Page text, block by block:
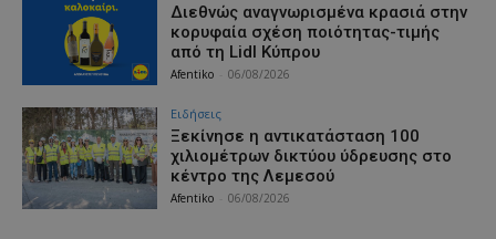
Διεθνώς αναγνωρισμένα κρασιά στην
κορυφαία σχέση ποιότητας-τιμής
από τη Lidl Κύπρου
Afentiko 06/08/2026
Ειδήσεις
Ξεκίνησε η αντικατάσταση 100
χιλιομέτρων δικτύου ύδρευσης στο
κέντρο της Λεμεσού
Afentiko 06/08/2026